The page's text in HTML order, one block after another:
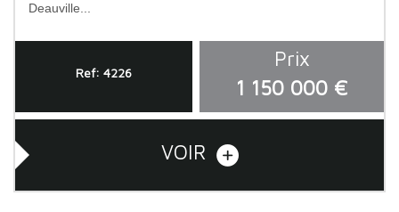
Deauville...
Ref: 4226
Prix
1 150 000 €
VOIR